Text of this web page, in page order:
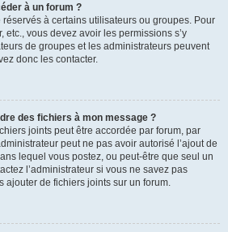
à un forum ?
à certains utilisateurs ou groupes. Pour
etc., vous devez avoir les permissions s’y
de groupes et les administrateurs peuvent
donc les contacter.
des fichiers à mon message ?
joints peut être accordée par forum, par
peut ne pas avoir autorisé l’ajout de
lequel vous postez, ou peut-être que seul un
l’administrateur si vous ne savez pas
ajouter de fichiers joints sur un forum.